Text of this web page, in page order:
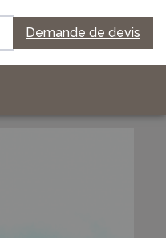
Demande de devis